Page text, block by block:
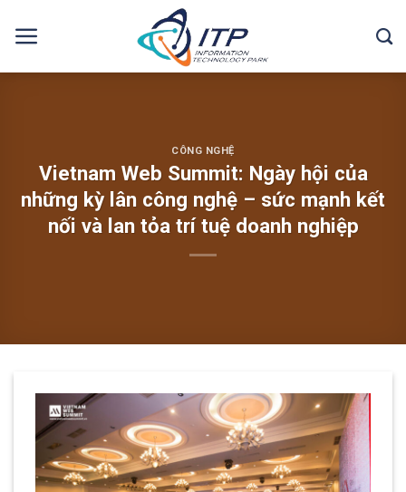
CÔNG NGHỆ
Vietnam Web Summit: Ngày hội của
những kỳ lân công nghệ – sức mạnh kết
nối và lan tỏa trí tuệ doanh nghiệp